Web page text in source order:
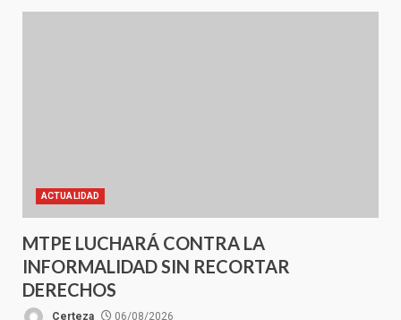
ACTUALIDAD
MTPE LUCHARÁ CONTRA LA
INFORMALIDAD SIN RECORTAR
DERECHOS
Certeza 06/08/2026